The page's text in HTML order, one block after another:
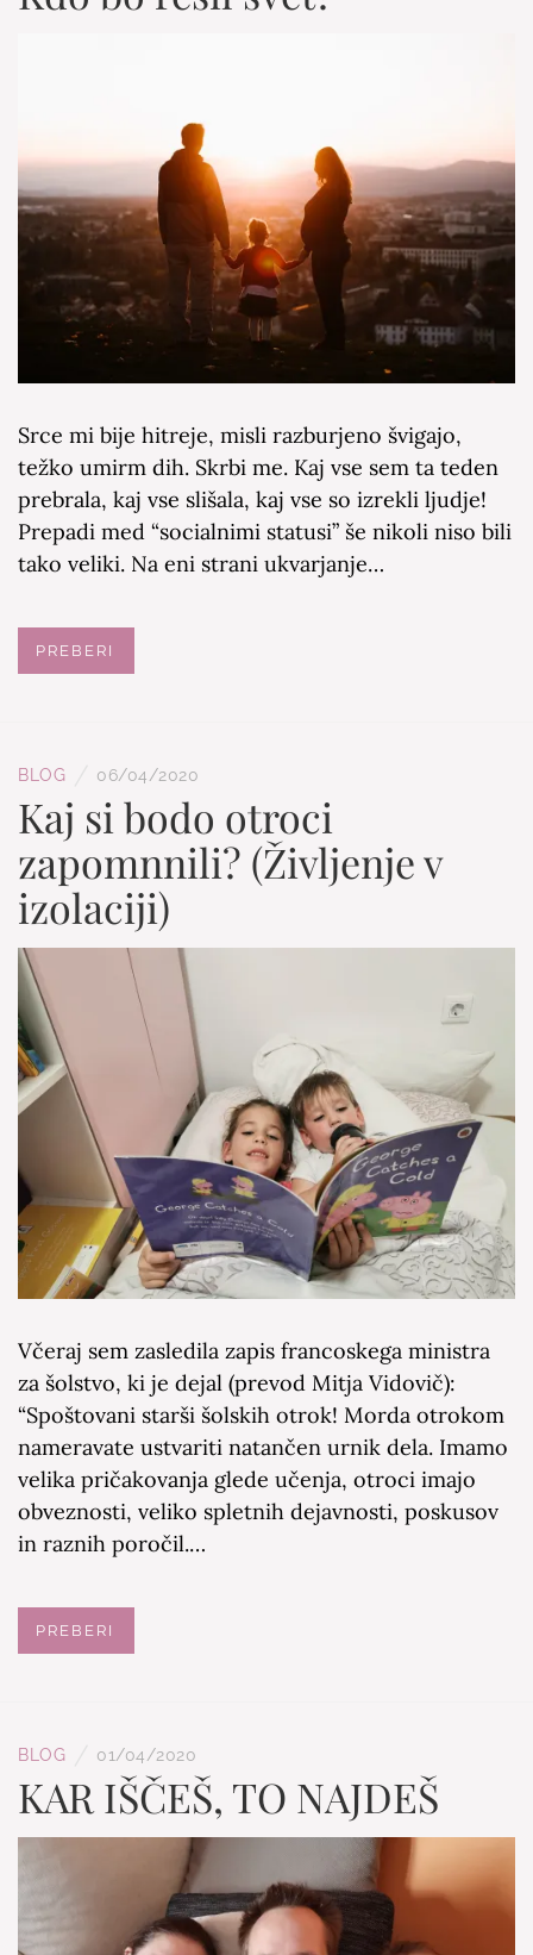
Srce mi bije hitreje, misli razburjeno švigajo,
težko umirm dih. Skrbi me. Kaj vse sem ta teden
prebrala, kaj vse slišala, kaj vse so izrekli ljudje!
Prepadi med “socialnimi statusi” še nikoli niso bili
tako veliki. Na eni strani ukvarjanje…
PREBERI
BLOG 06/04/2020
Kaj si bodo otroci
zapomnnili? (Življenje v
izolaciji)
Včeraj sem zasledila zapis francoskega ministra
za šolstvo, ki je dejal (prevod Mitja Vidovič):
“Spoštovani starši šolskih otrok! Morda otrokom
nameravate ustvariti natančen urnik dela. Imamo
velika pričakovanja glede učenja, otroci imajo
obveznosti, veliko spletnih dejavnosti, poskusov
in raznih poročil.…
PREBERI
BLOG 01/04/2020
KAR IŠČEŠ, TO NAJDEŠ